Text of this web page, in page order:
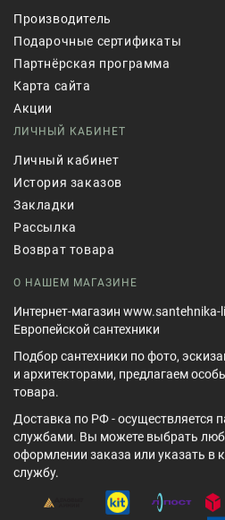
Производитель
Подарочные сертификаты
Партнёрская программа
Карта сайта
Акции
ЛИЧНЫЙ КАБИНЕТ
Личный кабинет
История заказов
Закладки
Рассылка
Возврат товара
О НАШЕМ МАГАЗИНЕ
Интернет-магазин
Европейской сантехники
Подбор сантехники по фото,
и архитекторами, предлагаем
товара.
Доставка по РФ - осуществляется
службами. Вы можете выбрать
оформлении заказа или указать в
службу.